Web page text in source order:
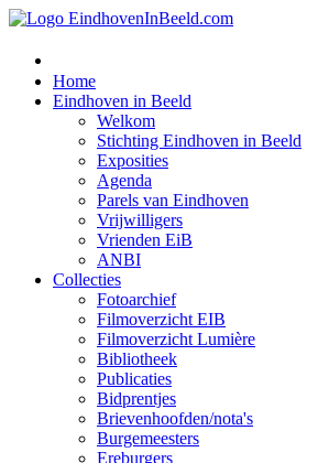
Home
Eindhoven in Beeld
Welkom
Stichting Eindhoven in Beeld
Exposities
Agenda
Parels van Eindhoven
Vrijwilligers
Vrienden EiB
ANBI
Collecties
Fotoarchief
Filmoverzicht EIB
Filmoverzicht Lumière
Bibliotheek
Publicaties
Bidprentjes
Brievenhoofden/nota's
Burgemeesters
Ereburgers